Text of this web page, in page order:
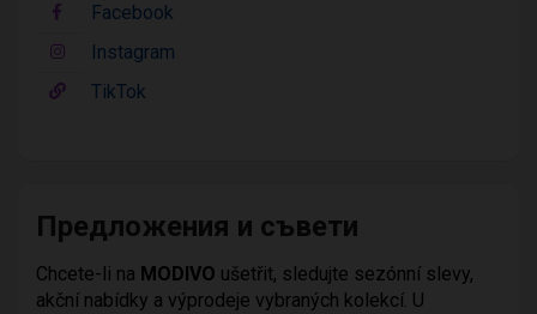
Facebook
Instagram
TikTok
Предложения и съвети
Chcete-li na MODIVO ušetřit, sledujte sezónní slevy,
akční nabídky a výprodeje vybraných kolekcí. U